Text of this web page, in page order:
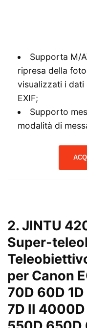
Supporta M/
ripresa della
visualizzati i
EXIF;
Supporto
modalità di
2. JINTU
Super-
per Canon
70D 60D
7D II